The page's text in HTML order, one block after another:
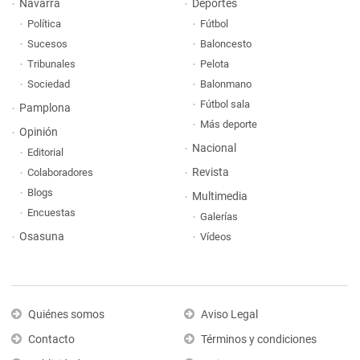
Navarra
Política
Sucesos
Tribunales
Sociedad
Pamplona
Opinión
Editorial
Colaboradores
Blogs
Encuestas
Osasuna
Deportes
Fútbol
Baloncesto
Pelota
Balonmano
Fútbol sala
Más deporte
Nacional
Revista
Multimedia
Galerías
Vídeos
Quiénes somos
Contacto
Aviso Legal
Términos y condiciones